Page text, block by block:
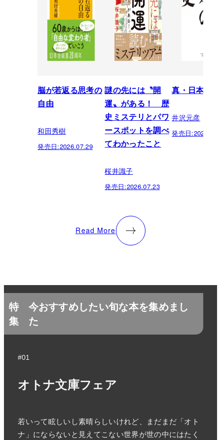
脳が若返る思考の
自由
和田秀樹
発売日:2026.07.29
謎の先には〝開
運〟がある！ 歴
史ミステリとパワ
ースポットを調べ
てわかったこと
桜井識子
発売日:2026.07.23
真・日本の
井沢元彦
発売日:
Read More
特
集
今おすすめしたい旬な本を集めまし
た
#01
オトナ文庫フェア
若いって眩しいし素晴らしいけれど、まだまだ「オト
ナ」にならないと見えてこない世界が世の中にはたく